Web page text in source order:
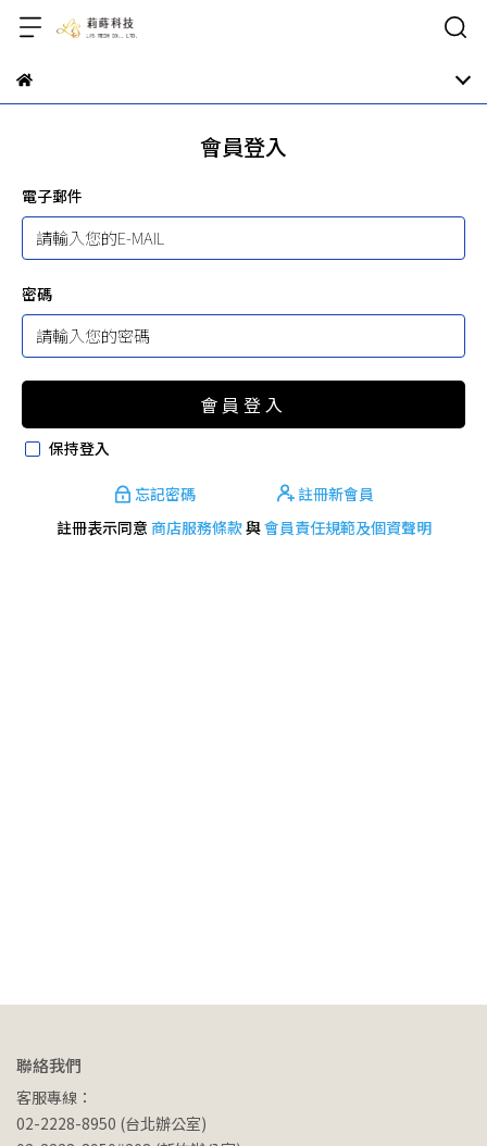
會員登入
電子郵件
密碼
會員登入
保持登入
忘記密碼
註冊新會員
註冊表示同意 商店服務條款與會員責任規範及個資聲明
聯絡我們
客服專線：
02-2228-8950 (台北辦公室)